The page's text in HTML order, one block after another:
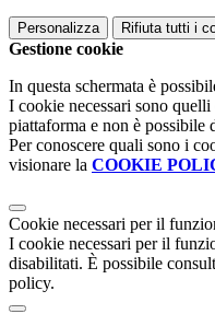
Personalizza Rifiuta tutti i
Gestione cookie
In questa schermata è
I cookie necessari sono
piattaforma e non è possibile
Per conoscere quali sono i
visionare la COOKIE
Cookie necessari per il
I cookie necessari per il
disabilitati. È possibile
policy.